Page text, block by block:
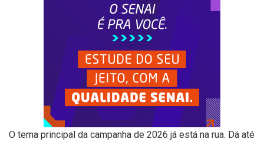
O tema principal da campanha de 2026 já está na rua. Dá até